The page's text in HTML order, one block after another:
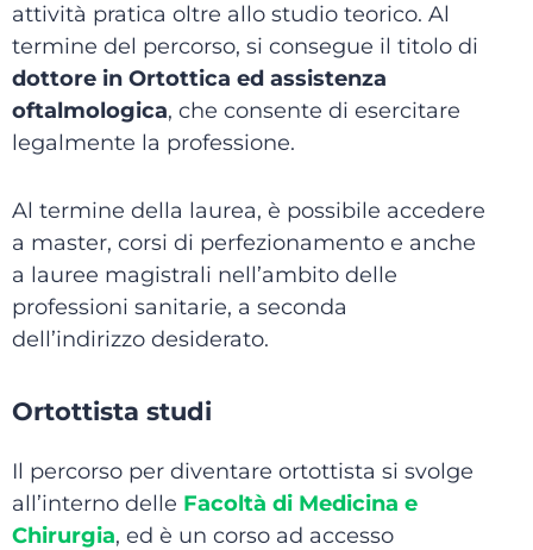
attività pratica oltre allo studio teorico. Al
termine del percorso, si consegue il titolo di
dottore in Ortottica ed assistenza
oftalmologica, che consente di esercitare
legalmente la professione.
Al termine della laurea, è possibile accedere
a master, corsi di perfezionamento e anche
a lauree magistrali nell’ambito delle
professioni sanitarie, a seconda
dell’indirizzo desiderato.
Ortottista studi
Il percorso per diventare ortottista si svolge
all’interno delle Facoltà di Medicina e
Chirurgia, ed è un corso ad accesso